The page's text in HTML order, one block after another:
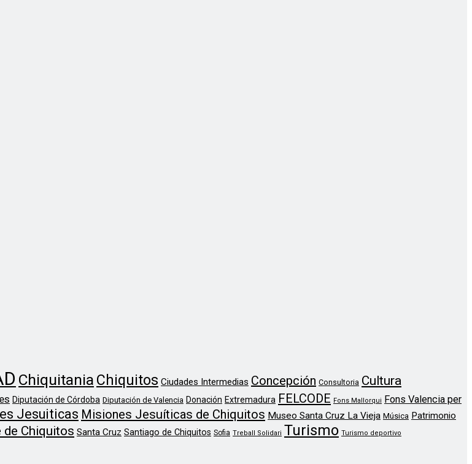
Chiquitania Chiquitos Ciudades Intermedias Concepción Consultoria Cultura
Diputación de Córdoba Diputación de Valencia Donación Extremadura FELCODE Fons Mallorqui Fons Valencia per
Jesuiticas Misiones Jesuíticas de Chiquitos Museo Santa Cruz La Vieja Música Patrimonio
de Chiquitos Santa Cruz Santiago de Chiquitos Sofia Treball Solidari Turismo Turismo deportivo